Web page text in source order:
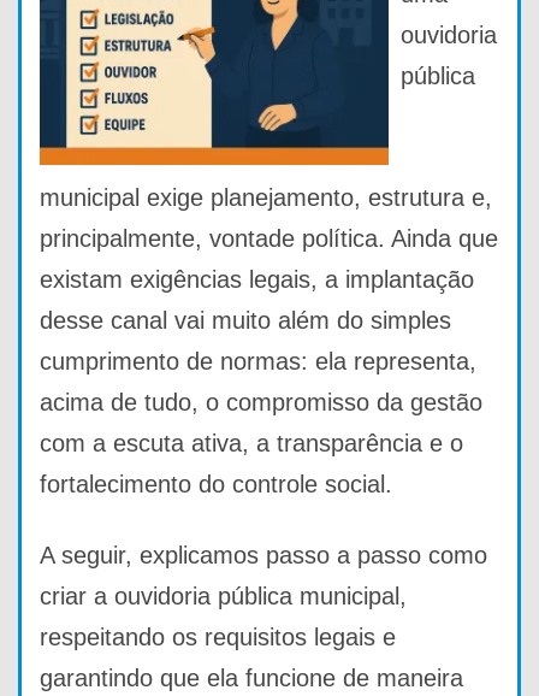
ouvidoria
pública
municipal exige planejamento, estrutura e,
principalmente, vontade política. Ainda que
existam exigências legais, a implantação
desse canal vai muito além do simples
cumprimento de normas: ela representa,
acima de tudo, o compromisso da gestão
com a escuta ativa, a transparência e o
fortalecimento do controle social.
A seguir, explicamos passo a passo como
criar a ouvidoria pública municipal,
respeitando os requisitos legais e
garantindo que ela funcione de maneira